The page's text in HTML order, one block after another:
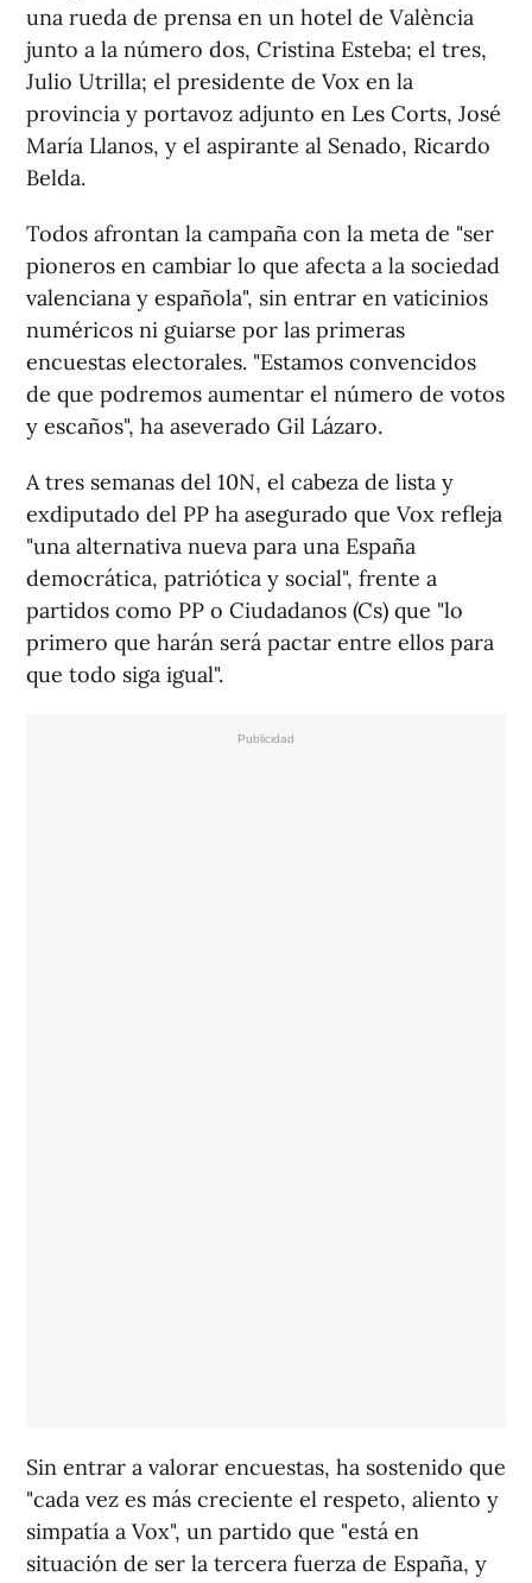
una rueda de prensa en un hotel de València
junto a la número dos, Cristina Esteba; el tres,
Julio Utrilla; el presidente de Vox en la
provincia y portavoz adjunto en Les Corts, José
María Llanos, y el aspirante al Senado, Ricardo
Belda.
Todos afrontan la campaña con la meta de "ser
pioneros en cambiar lo que afecta a la sociedad
valenciana y española", sin entrar en vaticinios
numéricos ni guiarse por las primeras
encuestas electorales. "Estamos convencidos
de que podremos aumentar el número de votos
y escaños", ha aseverado Gil Lázaro.
A tres semanas del 10N, el cabeza de lista y
exdiputado del PP ha asegurado que Vox refleja
"una alternativa nueva para una España
democrática, patriótica y social", frente a
partidos como PP o Ciudadanos (Cs) que "lo
primero que harán será pactar entre ellos para
que todo siga igual".
Sin entrar a valorar encuestas, ha sostenido que
"cada vez es más creciente el respeto, aliento y
simpatía a Vox", un partido que "está en
situación de ser la tercera fuerza de España, y